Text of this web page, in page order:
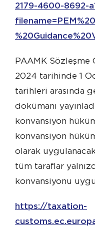
2179-4600-8692-
PAAMK Sözleşme
2024 tarihinde 1
tarihleri arasında
dokümanı
konvansiyon
konvansiyon
olarak
tüm taraflar
konvansiyonu
https://taxation-